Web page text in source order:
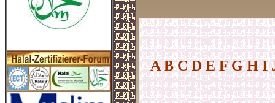
A B C D E F G H I